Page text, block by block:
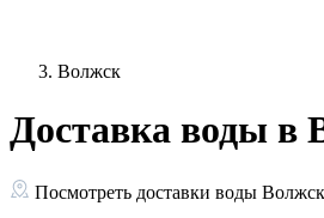
Волжск
Доставка воды в
Посмотреть доставки воды